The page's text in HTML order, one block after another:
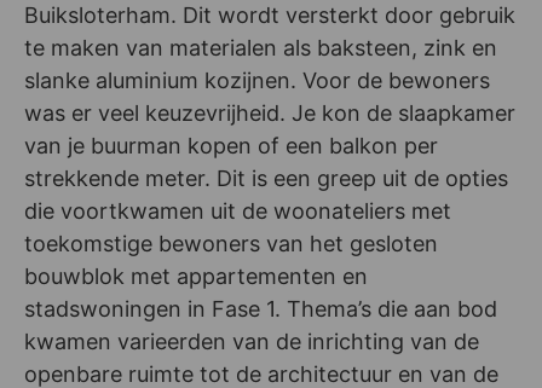
Buiksloterham. Dit wordt versterkt door gebruik
te maken van materialen als baksteen, zink en
slanke aluminium kozijnen. Voor de bewoners
was er veel keuzevrijheid. Je kon de slaapkamer
van je buurman kopen of een balkon per
strekkende meter. Dit is een greep uit de opties
die voortkwamen uit de woonateliers met
toekomstige bewoners van het gesloten
bouwblok met appartementen en
stadswoningen in Fase 1. Thema’s die aan bod
kwamen varieerden van de inrichting van de
openbare ruimte tot de architectuur en van de